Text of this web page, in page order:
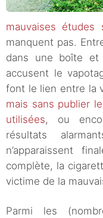
mauvaises études
manquent pas.
dans une boîte et
accusent le
font le lien entre la
mais sans publier
utilisées, ou
résultats
n’apparaissent
complète, la
victime de la
Parmi les